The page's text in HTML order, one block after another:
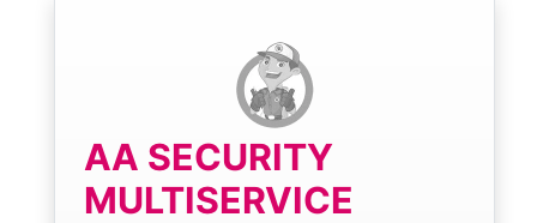
AA SECURITY
MULTISERVICE